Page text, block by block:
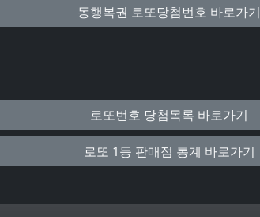
동행복권 로또당첨번호 바로가기
로또번호 당첨목록 바로가기
로또 1등 판매점 통계 바로가기